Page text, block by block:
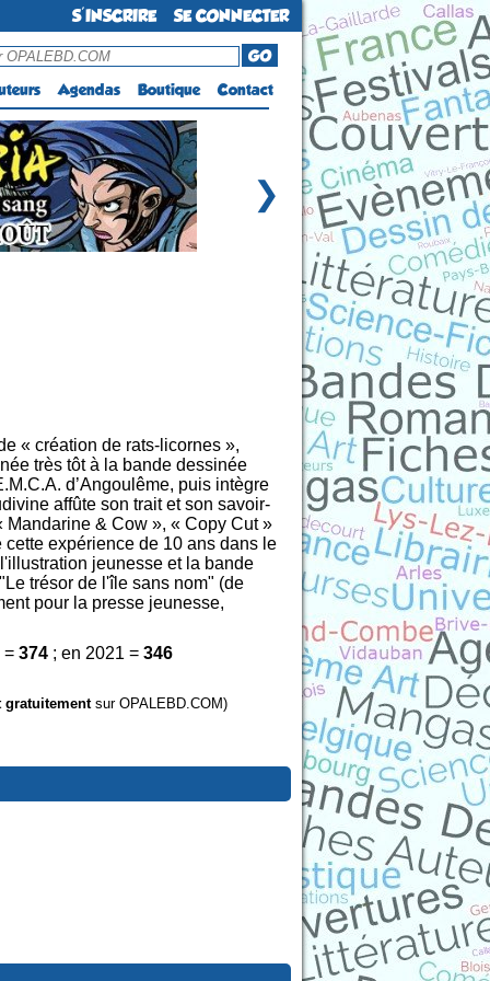
S'INSCRIRE SE CONNECTER
GO
Agendas Boutique Contact
❯
« création de rats-licornes »,
très tôt à la bande dessinée
d’Angoulême, puis intègre
affûte son trait et son savoir-
& Cow », « Copy Cut »
expérience de 10 ans dans le
jeunesse et la bande
trésor de l'île sans nom" (de
pour la presse jeunesse,
= 374 ; en 2021 = 346
sur OPALEBD.COM)